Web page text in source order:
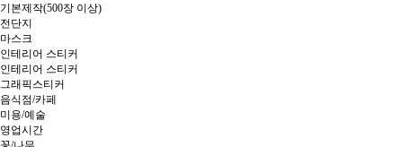
기본제작(500장 이상)
전단지
마스크
인테리어 스티커
인테리어 스티커
그래픽스티커
음식점/카페
미용/예술
영업시간